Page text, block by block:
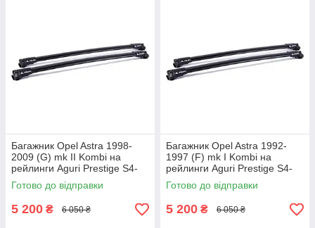
Багажник Opel Astra 1998-
2009 (G) mk II Kombi на
рейлинги Aguri Prestige S4-
1499B
Готово до відправки
5 200 ₴ 6 050 ₴
Багажник Opel Astra 1992-
1997 (F) mk I Kombi на
рейлинги Aguri Prestige S4-
1500B
Готово до відправки
5 200 ₴ 6 050 ₴